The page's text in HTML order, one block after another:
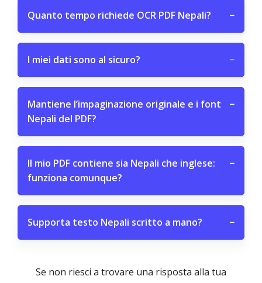
Quanto tempo richiede OCR PDF Nepali? −
I miei dati sono al sicuro? −
Mantiene l’impaginazione originale e i font
Nepali del PDF?
−
Il mio PDF contiene sia Nepali che inglese:
funziona comunque?
−
Supporta testo Nepali scritto a mano? −
Se non riesci a trovare una risposta alla tua